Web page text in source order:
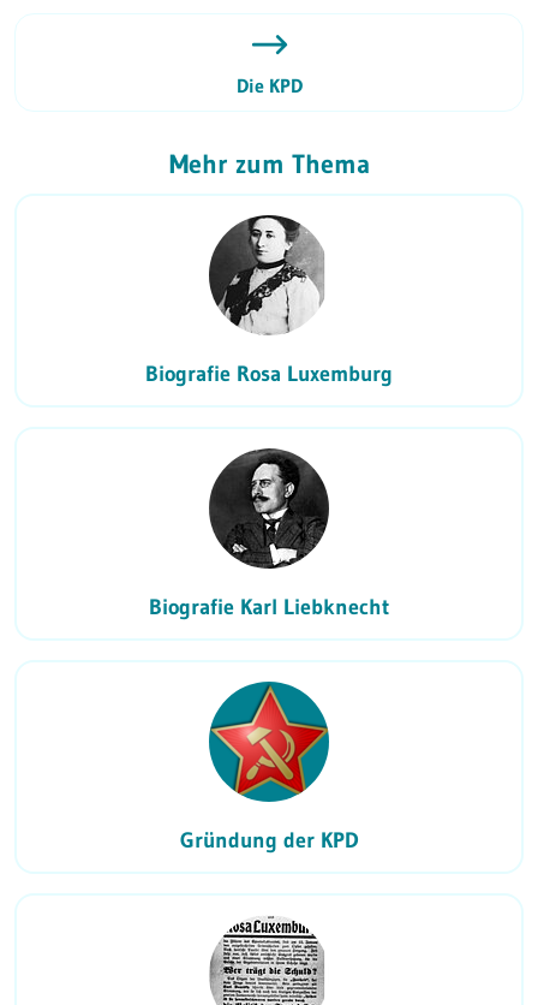
Die KPD
Mehr zum Thema
Biografie Rosa Luxemburg
Biografie Karl Liebknecht
Gründung der KPD